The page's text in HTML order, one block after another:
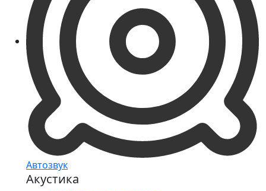
Автозвук
Акустика